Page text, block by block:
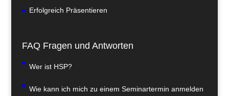
Erfolgreich Präsentieren
FAQ Fragen und Antworten
Wer ist HSP?
Wie kann ich mich zu einem Seminartermin anmelden